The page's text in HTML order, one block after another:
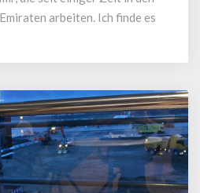
arbeiten. Ich finde es